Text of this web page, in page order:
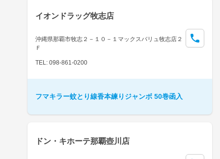
イオンドラッグ牧志店
沖縄県那覇市牧志２－１０－１マックスバリュ牧志店２
Ｆ
TEL: 098-861-0200
フマキラー蚊とり線香本練りジャンボ 50巻函入
ドン・キホーテ那覇壺川店